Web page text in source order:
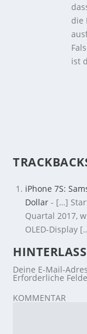
die
ist
iPhone 7S:
Dollar - […]
Quartal 2017,
OLED-Display
Deine E-Mail-
Erforderliche
KOMMENTAR